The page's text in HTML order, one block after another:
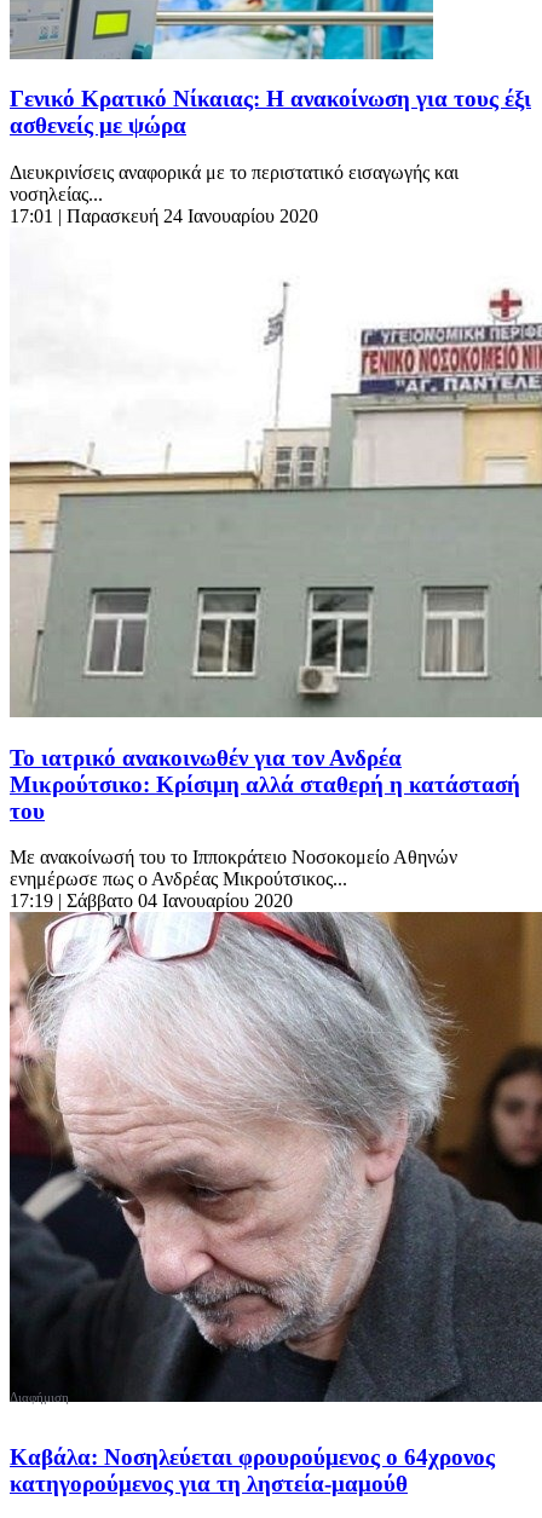
Γενικό Κρατικό Νίκαιας: Η ανακοίνωση για τους έξι
ασθενείς με ψώρα
Διευκρινίσεις αναφορικά με το περιστατικό εισαγωγής και
νοσηλείας...
17:01 | Παρασκευή 24 Ιανουαρίου 2020
Το ιατρικό ανακοινωθέν για τον Ανδρέα
Μικρούτσικο: Κρίσιμη αλλά σταθερή η κατάστασή
του
Με ανακοίνωσή του το Ιπποκράτειο Νοσοκομείο Αθηνών
ενημέρωσε πως ο Ανδρέας Μικρούτσικος...
17:19 | Σάββατο 04 Ιανουαρίου 2020
Καβάλα: Νοσηλεύεται φρουρούμενος ο 64χρονος
κατηγορούμενος για τη ληστεία-μαμούθ